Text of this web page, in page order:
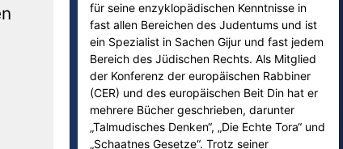
für seine enzyklopädischen Kenntnisse in
fast allen Bereichen des Judentums und ist
ein Spezialist in Sachen Gijur und fast jedem
Bereich des Jüdischen Rechts. Als Mitglied
der Konferenz der europäischen Rabbiner
(CER) und des europäischen Beit Din hat er
mehrere Bücher geschrieben, darunter
„Talmudisches Denken“, „Die Echte Tora“ und
„Schaatnes Gesetze“. Trotz seiner